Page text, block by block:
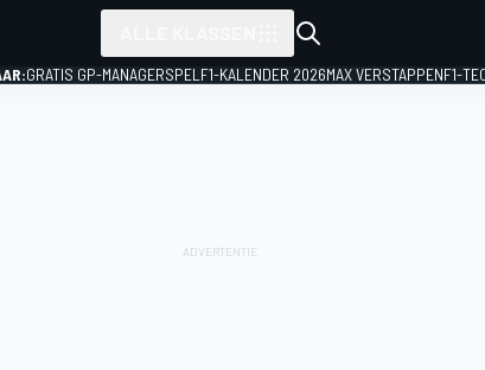
GRATIS GP-MANAGERSPEL F1-KALENDER 2026MAX VERSTAPPENF1-